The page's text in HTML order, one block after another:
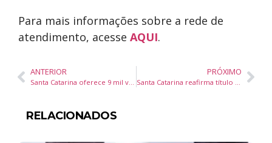
Para mais informações sobre a rede de
atendimento, acesse AQUI.
ANTERIOR
Santa Catarina oferece 9 mil vagas de emprego pelo Sine; confira oportunidades por região
PRÓXIMO
Santa Catarina reafirma título de estado mais seguro do Brasil com queda na criminalidade durante o Carnaval 2025
RELACIONADOS